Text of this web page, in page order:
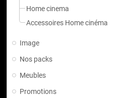
Home cinema
Accessoires Home cinéma
Image
Nos packs
Meubles
Promotions